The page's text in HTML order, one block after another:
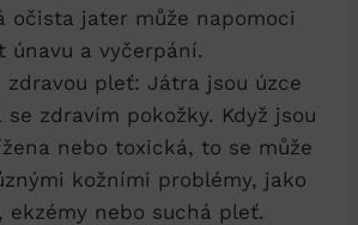
očista​ jater může ⁢napomoci
⁤únavu a vyčerpání.
zdravou pleť:‌ Játra⁣ jsou úzce
se zdravím pokožky. Když jsou
nebo toxická, to se může
kožními problémy, jako
ekzémy nebo suchá pleť.